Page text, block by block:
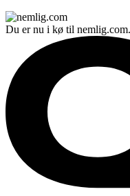
Du er nu i kø til